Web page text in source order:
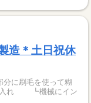
造＊土日祝休
入れ ┗機械にイン